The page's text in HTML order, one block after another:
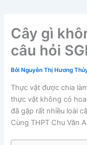
Cây gì
câu hỏi
Bởi Nguyễn Thị Hương
Thực vật được chia
thực vật không có
đã gặp rất nhiều loài
Cùng THPT Chu Văn